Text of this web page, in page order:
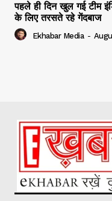
पहले ही दिन खुल गई टीम
के लिए तरसते रहे गेंदबाज
Ekhabar Media -